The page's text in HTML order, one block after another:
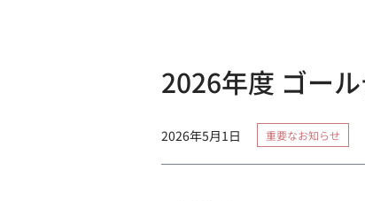
2026年度 ゴー
2026年5月1日 重要なお知らせ